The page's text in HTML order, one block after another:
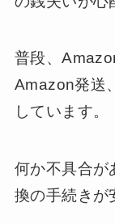
普段、
Amazon発送
しています。
何か不具合が
換の手続きが